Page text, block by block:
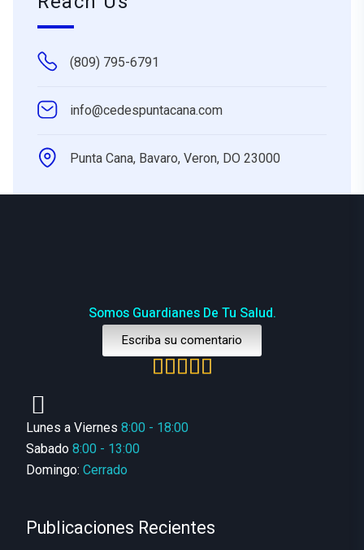
(809) 795-6791
info@cedespuntacana.com
Punta Cana, Bavaro, Veron, DO 23000
Somos Guardianes De Tu Salud.
Escriba su comentario
Lunes a Viernes 8:00 - 18:00
Sabado 8:00 - 13:00
Domingo: Cerrado
Publicaciones Recientes